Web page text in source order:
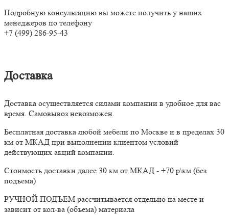
Подробную консультацию вы можете получить у наших
менеджеров по телефону
+7 (499) 286-95-43
Доставка
Доставка осуществляется силами компании в удобное для вас
время. Самовывоз невозможен.
Бесплатная доставка любой мебели по Москве и в пределах 30
км от МКАД при выполнении клиентом условий
действующих акций компании.
Стоимость доставки далее 30 км от МКАД - +70 р\км (без
подъема)
РУЧНОЙ ПОДЪЕМ рассчитывается отдельно на месте и
зависит от кол-ва (объема) материала